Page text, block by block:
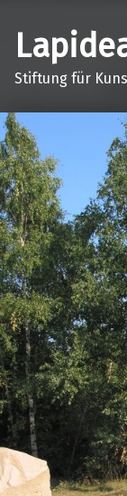
Stiftung für